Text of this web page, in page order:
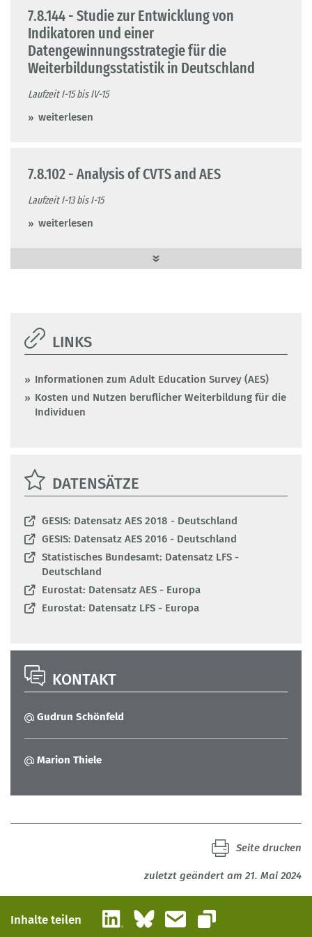
7.8.144 - Studie zur Entwicklung von
Indikatoren und einer
Datengewinnungsstrategie für die
Weiterbildungsstatistik in Deutschland
Laufzeit I-15 bis IV-15
weiterlesen
7.8.102 - Analysis of CVTS and AES
Laufzeit I-13 bis I-15
weiterlesen
Laufzeit I-12 bis II-13
LINKS
Informationen zum Adult Education Survey (AES)
Kosten und Nutzen beruflicher Weiterbildung für die
Individuen
DATENSÄTZE
GESIS: Datensatz AES 2018 - Deutschland
GESIS: Datensatz AES 2016 - Deutschland
Statistisches Bundesamt: Datensatz LFS -
Deutschland
Eurostat: Datensatz AES - Europa
Eurostat: Datensatz LFS - Europa
KONTAKT
Gudrun Schönfeld
Marion Thiele
zuletzt geändert am 21. Mai 2024
Seite drucken
Inhalte teilen LinkedInBlueskyE-Mail
Link kopieren